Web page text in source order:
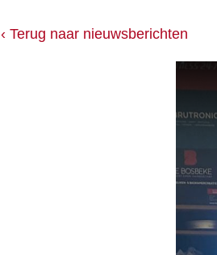
‹ Terug naar nieuwsberichten